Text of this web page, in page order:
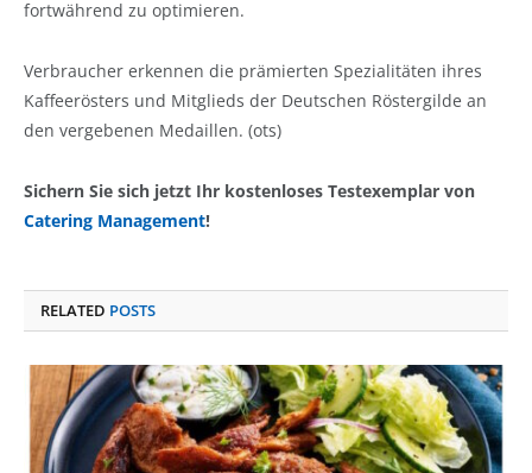
fortwährend zu optimieren.
Verbraucher erkennen die prämierten Spezialitäten ihres
Kaffeerösters und Mitglieds der Deutschen Röstergilde an
den vergebenen Medaillen. (ots)
Sichern Sie sich jetzt Ihr kostenloses Testexemplar von
Catering Management!
RELATED POSTS